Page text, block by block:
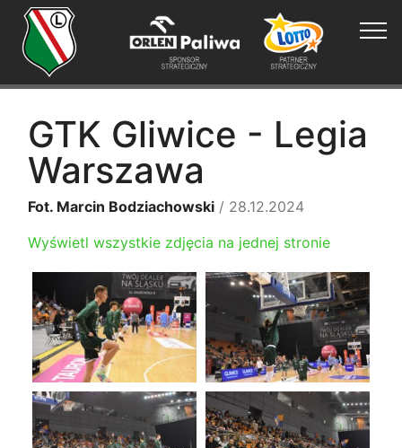
GTK Gliwice - Legia
Warszawa
Fot. Marcin Bodziachowski / 28.12.2024
Wyświetl wszystkie zdjęcia na jednej stronie